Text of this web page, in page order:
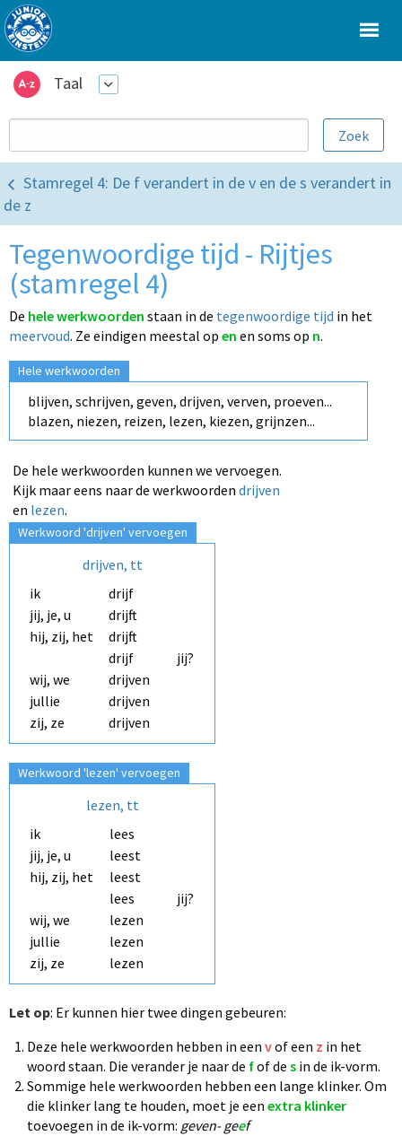
Taal
Stamregel 4: De f verandert in de v en de s verandert in
de z
Tegenwoordige tijd - Rijtjes
(stamregel 4)
De hele werkwoorden staan in de tegenwoordige tijd in het
meervoud. Ze eindigen meestal op en en soms op n.
Hele werkwoorden
blijven, schrijven, geven, drijven, verven, proeven...
blazen, niezen, reizen, lezen, kiezen, grijnzen...
De hele werkwoorden kunnen we vervoegen.
Kijk maar eens naar de werkwoorden drijven
en lezen.
Werkwoord 'drijven' vervoegen
drijven, tt
ik
drijf
jij, je, u
drijft
hij, zij, het
drijf
drijf
jij?
wij, we
drijven
jullie
drijven
zij, ze
drijven
Werkwoord 'lezen' vervoegen
lezen, tt
ik
lees
jij, je, u
leest
hij, zij, het
leest
lees
jij?
wij, we
lezen
jullie
lezen
zij, ze
lezen
Let op: Er kunnen hier twee dingen gebeuren:
Deze hele werkwoorden hebben in een vof een z in het
woord staan. Die verander je naar de fof de s in de ik-vorm.
Sommige hele werkwoorden hebben een lange klinker. Om
die klinker lang te houden, moet je een extra klinker
toevoegen in de ik-vorm: geven- geef